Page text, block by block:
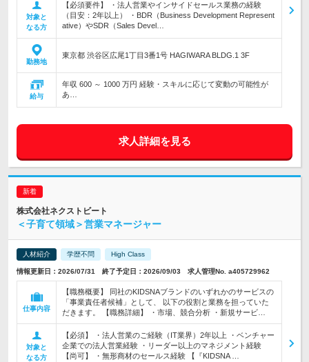
対象と
なる方
【必須要件】 ・法人営業やインサイドセールス業務の経験
（目安：2年以上） ・BDR（Business Development Represent
ative）やSDR（Sales Devel…
勤務地
東京都 渋谷区広尾1丁目3番1号 HAGIWARA BLDG.1 3F
給与
年収 600 ～ 1000 万円 経験・スキルに応じて変動の可能性が
あ…
求人詳細を見る
株式会社ネクストビート
＜子育て領域＞営業マネージャー
人材紹介 学歴不問 High Class
情報更新日：2026/07/31 終了予定日：2026/09/03 求人管理No. a405729962
仕事内容
【職務概要】 同社のKIDSNAブランドのいずれかのサービスの
「事業責任者候補」として、 以下の役割と業務を担っていた
だきます。 【職務詳細】 ・市場、競合分析 ・新規サービ…
対象と
なる方
【必須】 ・法人営業のご経験（IT業界）2年以上 ・ベンチャー
企業での法人営業経験 ・リーダー以上のマネジメント経験
【尚可】 ・無形商材のセールス経験 【『KIDSNA …